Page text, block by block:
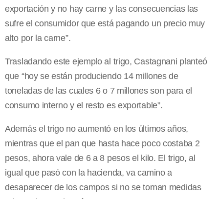
exportación y no hay carne y las consecuencias las
sufre el consumidor que está pagando un precio muy
alto por la carne”.
Trasladando este ejemplo al trigo, Castagnani planteó
que “hoy se están produciendo 14 millones de
toneladas de las cuales 6 o 7 millones son para el
consumo interno y el resto es exportable”.
Además el trigo no aumentó en los últimos años,
mientras que el pan que hasta hace poco costaba 2
pesos, ahora vale de 6 a 8 pesos el kilo. El trigo, al
igual que pasó con la hacienda, va camino a
desaparecer de los campos si no se toman medidas